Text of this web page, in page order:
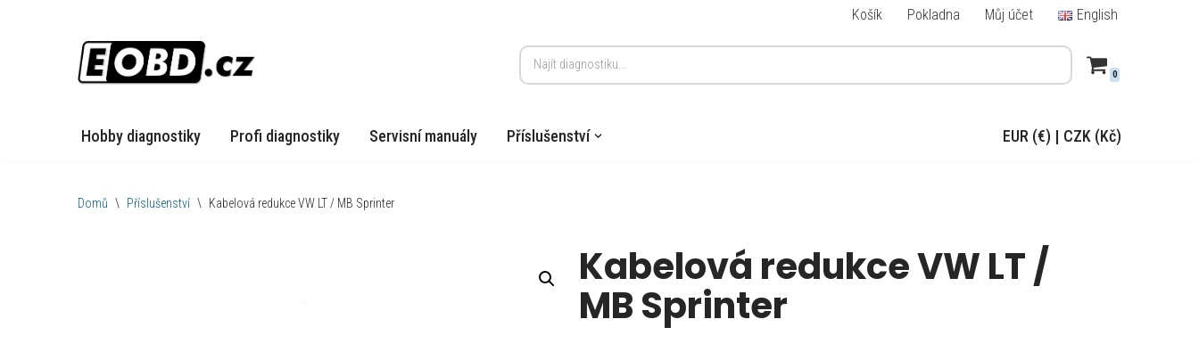
Košík Pokladna Můj účet English
0
Hobby diagnostiky Profi diagnostiky Servisní manuály Příslušenství EUR (€) | CZK (Kč)
Domů \ Příslušenství \ Kabelová redukce VW LT / MB Sprinter
Kabelová redukce VW LT /
MB Sprinter